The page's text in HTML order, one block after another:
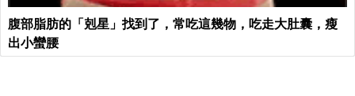
腹部脂肪的「剋星」找到了，常吃這幾物，吃走大肚囊，瘦
出小蠻腰